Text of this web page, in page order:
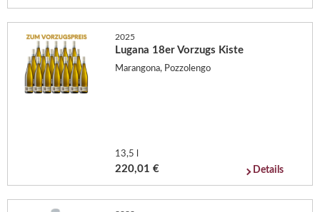
2025
Lugana 18er Vorzugs Kiste
Marangona, Pozzolengo
13,5 l
220,01 € Details